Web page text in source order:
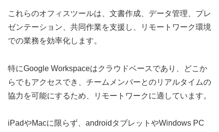
これらのオフィスツールは、文書作成、データ管理、プレ
ゼンテーション、共同作業を支援し、リモートワーク環境
での業務を効率化します。
特にGoogle Workspaceはクラウドベースであり、どこか
らでもアクセスでき、チームメンバーとのリアルタイムの
協力を可能にするため、リモートワークに適しています。
iPadやMacに限らず、androidタブレットやWindows PC